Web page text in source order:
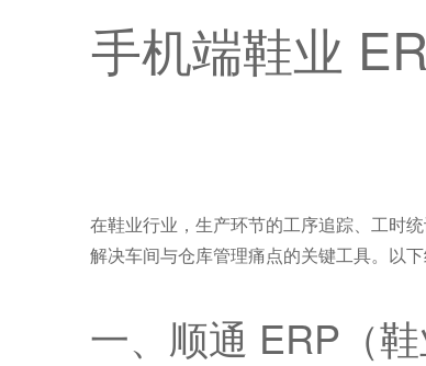
手机端鞋业
在鞋业行业，生产环节的工序追踪、工时
解决车间与仓库管理痛点的关键工具。以
一、顺通 ERP（鞋